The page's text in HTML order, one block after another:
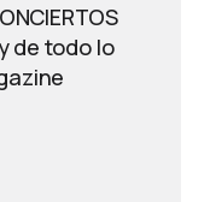
de todo lo